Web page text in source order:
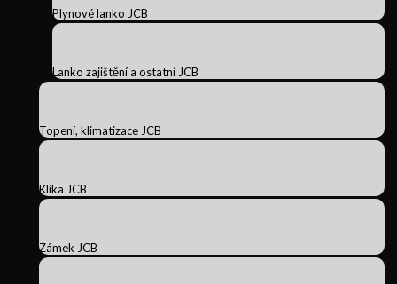
Plynové lanko JCB
Lanko zajištění a ostatní JCB
Topení, klimatizace JCB
Klika JCB
Zámek JCB